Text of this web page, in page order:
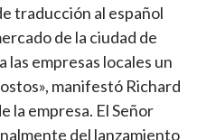
traducción al español
de la ciudad de
las empresas locales un
manifestó Richard
la empresa. El Señor
del lanzamiento